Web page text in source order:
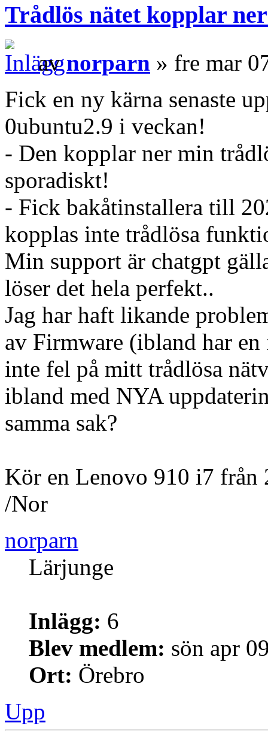
Trådlös nätet kopplar
avnorparn » fre mar
Fick en ny kärna senaste
0ubuntu2.9 i veckan!
- Den kopplar ner min
sporadiskt!
- Fick bakåtinstallera till
kopplas inte trådlösa
Min support är chatgpt
löser det hela perfekt..
Jag har haft likande
av Firmware (ibland har
inte fel på mitt trådlösa
ibland med NYA
samma sak?
Kör en Lenovo 910 i7 från
/Nor
norparn
Lärjunge
Inlägg: 6
Blev medlem: sön apr
Ort: Örebro
Upp